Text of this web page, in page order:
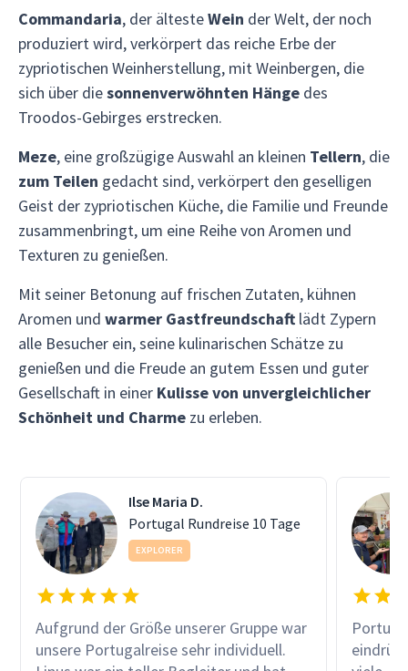
Commandaria, der ältesteWein der Welt, der noch
produziert wird, verkörpert das reiche Erbe der
zypriotischen Weinherstellung, mit Weinbergen, die
sich über diesonnenverwöhnten Hänge des
Troodos-Gebirges erstrecken.
Meze, eine großzügige Auswahl an kleinen Tellern, die
zum Teilen gedacht sind, verkörpert den geselligen
Geist der zypriotischen Küche, die Familie und Freunde
zusammenbringt, um eine Reihe von Aromen und
Texturen zu genießen.
Mit seiner Betonung auf frischen Zutaten, kühnen
Aromen und warmer Gastfreundschaft lädt Zypern
alle Besucher ein, seine kulinarischen Schätze zu
genießen und die Freude an gutem Essen und guter
Gesellschaft in einer Kulisse von unvergleichlicher
Schönheit und Charme zu erleben.
Ilse Maria D.
Portugal Rundreise 10 Tage
EXPLORER
Aufgrund der Größe unserer Gruppe war
unsere Portugalreise sehr individuell.